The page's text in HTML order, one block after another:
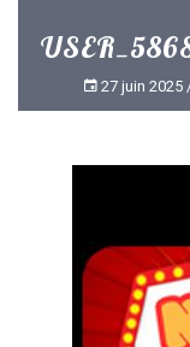
27 juin 2025